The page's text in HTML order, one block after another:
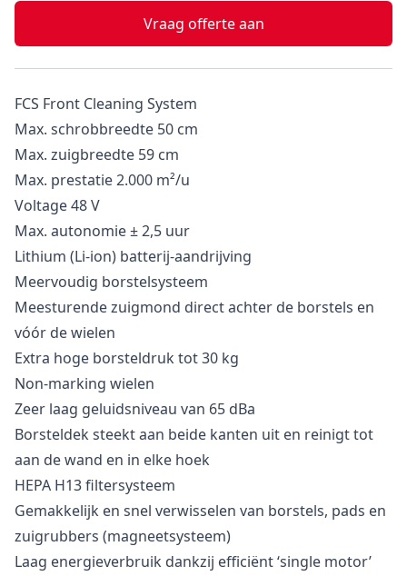
Vraag offerte aan
FCS Front Cleaning System
Max. schrobbreedte 50 cm
Max. zuigbreedte 59 cm
Max. prestatie 2.000 m²/u
Voltage 48 V
Max. autonomie ± 2,5 uur
Lithium (Li-ion) batterij-aandrijving
Meervoudig borstelsysteem
Meesturende zuigmond direct achter de borstels en
vóór de wielen
Extra hoge borsteldruk tot 30 kg
Non-marking wielen
Zeer laag geluidsniveau van 65 dBa
Borsteldek steekt aan beide kanten uit en reinigt tot
aan de wand en in elke hoek
HEPA H13 filtersysteem
Gemakkelijk en snel verwisselen van borstels, pads en
zuigrubbers (magneetsysteem)
Laag energieverbruik dankzij efficiënt ‘single motor’